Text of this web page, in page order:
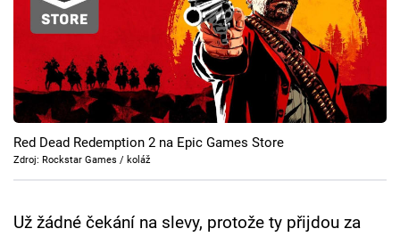
Hry
Cool Esport
Pořady
TV Program
Red Dead Redemption 2 na Epic Games Store
Zdroj: Rockstar Games / koláž
Už žádné čekání na slevy, protože ty přijdou za